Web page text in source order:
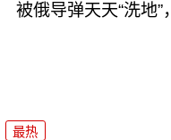
被俄导弹天天“洗地”
最热